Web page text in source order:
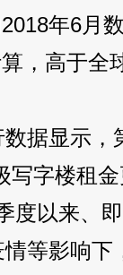
年6月
，高于全
据显示
写字楼租
度以来、
等影响